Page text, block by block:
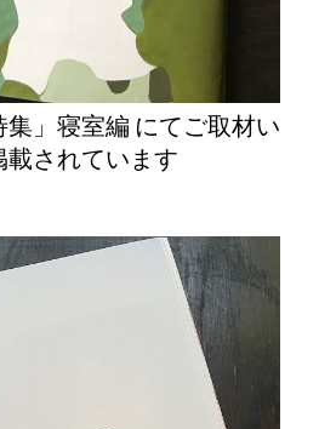
」寝室編 にてご取材い
されています